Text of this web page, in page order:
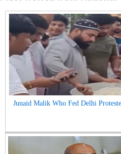
Junaid Malik Who Fed Delhi